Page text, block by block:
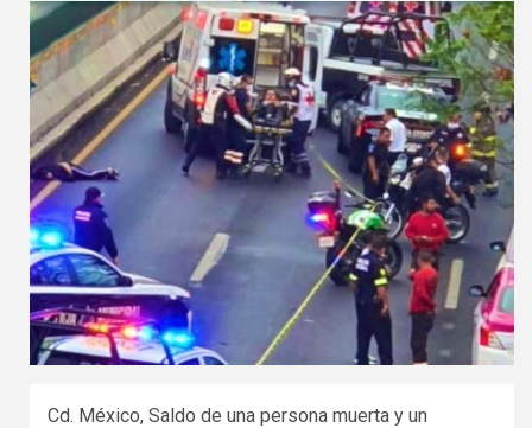
Cd. México, Saldo de una persona muerta y un